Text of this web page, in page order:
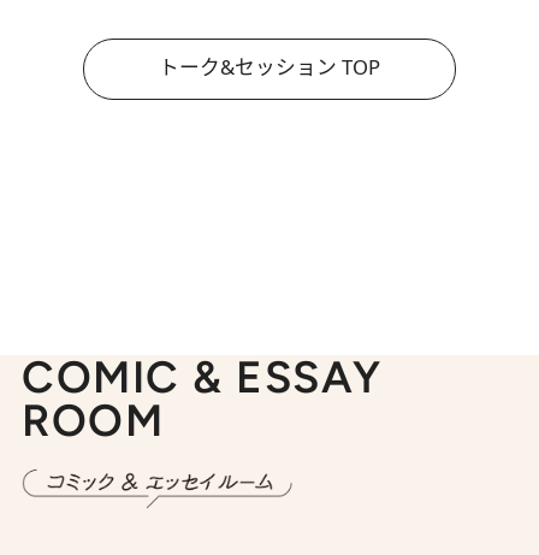
トーク&セッション TOP
COMIC & ESSAY
ROOM